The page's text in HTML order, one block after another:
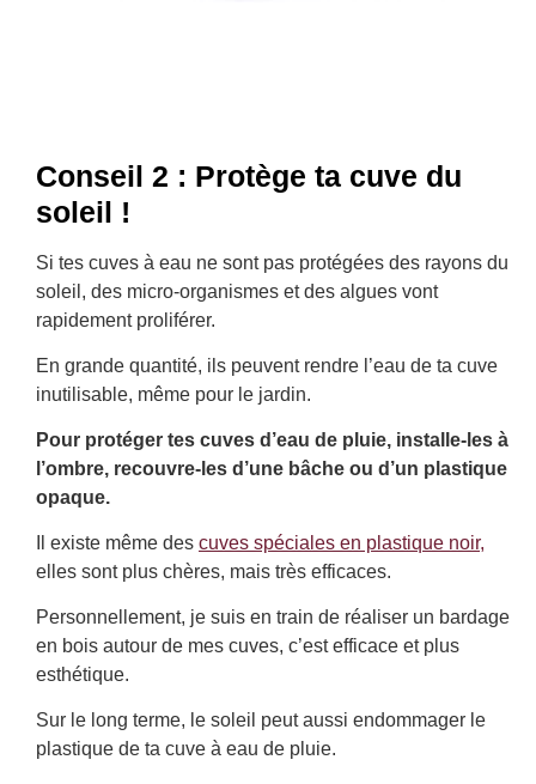
Conseil 2 : Protège ta cuve du
soleil !
Si tes cuves à eau ne sont pas protégées des rayons du
soleil, des micro-organismes et des algues vont
rapidement proliférer.
En grande quantité, ils peuvent rendre l’eau de ta cuve
inutilisable, même pour le jardin.
Pour protéger tes cuves d’eau de pluie, installe-les à
l’ombre, recouvre-les d’une bâche ou d’un plastique
opaque.
Il existe même des cuves spéciales en plastique noir,
elles sont plus chères, mais très efficaces.
Personnellement, je suis en train de réaliser un bardage
en bois autour de mes cuves, c’est efficace et plus
esthétique.
Sur le long terme, le soleil peut aussi endommager le
plastique de ta cuve à eau de pluie.